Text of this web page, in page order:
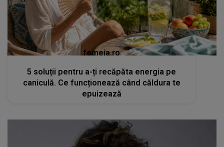
femeia.ro
5 soluții pentru a-ți recăpăta energia pe
caniculă. Ce funcționează când căldura te
epuizează